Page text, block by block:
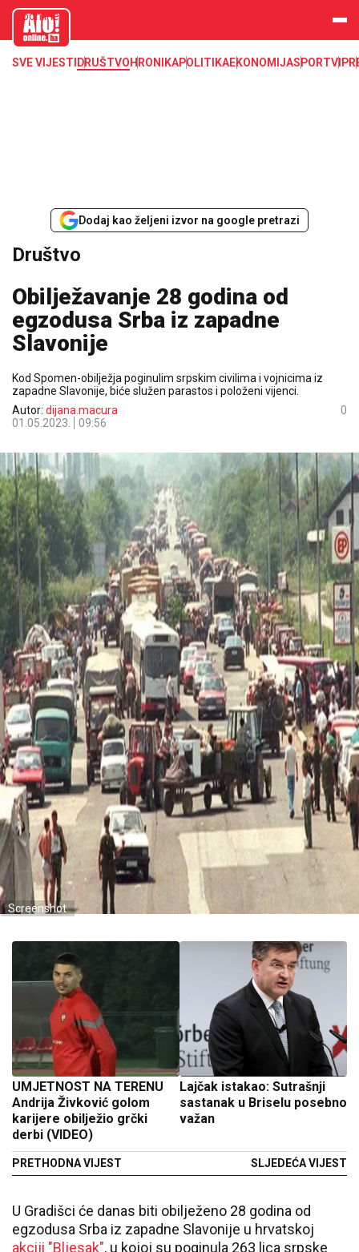
aloonline.b
SVE VIJESTI DRUŠTVOHRONIKAPOLITIKAEKONOMIJASPORTVIP
Dodaj kao željeni izvor na google pretrazi
Društvo
Obilježavanje 28 godina od
egzodusa Srba iz zapadne
Slavonije
Kod Spomen-obilježja poginulim srpskim civilima i vojnicima iz
zapadne Slavonije, biće služen parastos i položeni vijenci.
Autor: dijana.macura
01.05.2023.
09:56
0
Screenshot
UMJETNOST NA TERENU
Andrija Živković golom
karijere obilježio grčki
derbi (VIDEO)
PRETHODNA VIJEST
Lajčak istakao: Sutrašnji
sastanak u Briselu posebno
važan
SLJEDEĆA VIJEST
U Gradišci će danas biti obilježeno 28 godina od
egzodusa Srba iz zapadne Slavonije u hrvatskoj
akciji "Bljesak", u kojoj su poginula 263 lica srpske